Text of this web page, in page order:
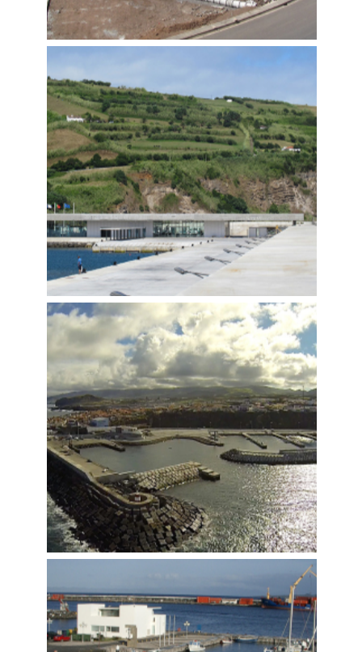
PORTO DA PRAIA – FASE II
Construímos,Tecnovia CV - Cabo Verde,Marítimas e
Fluviais
REQUALIFICAÇÃO E
REORDENAMENTO DA FRENTE
MARÍTIMA DA CIDADE DA HORTA –
1ª FASE
Construímos,Tecnovia Açores Marítimas e Fluviais,
Edificação - Construção e Reabilitação
PESCAS DE RABO DE PEIXE – SÃO
MIGUEL
Construímos, Tecnovia Açores,Marítimas e Fluviais